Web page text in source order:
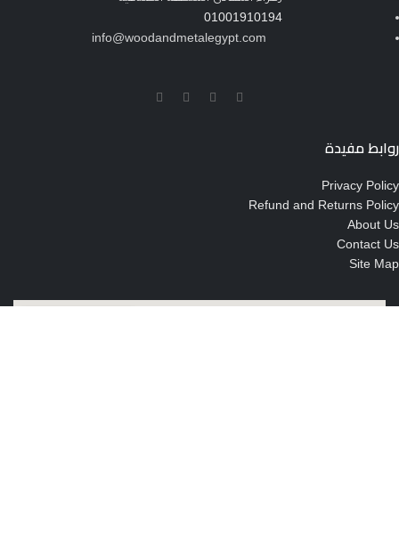
01001910194
info@woodandmetalegypt.com
روابط مفيدة
Privacy Policy
Refund and Returns Policy
About Us
Contact Us
Site Map